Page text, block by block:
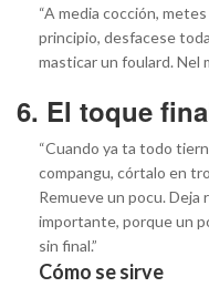
“A media cocción,
principio, desfacese
masticar un foulard. Nel
6. El toque
“Cuando ya ta todo
compangu, córtalo en
Remueve un pocu.
importante, porque un
sin final.”
Cómo se sirve